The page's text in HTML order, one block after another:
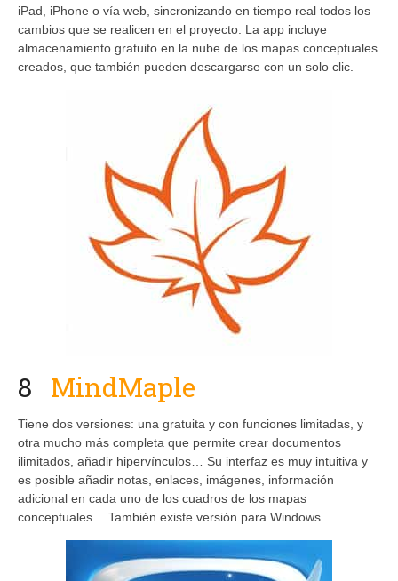
iPad, iPhone o vía web, sincronizando en tiempo real todos los
cambios que se realicen en el proyecto. La app incluye
almacenamiento gratuito en la nube de los mapas conceptuales
creados, que también pueden descargarse con un solo clic.
8 MindMaple
Tiene dos versiones: una gratuita y con funciones limitadas, y
otra mucho más completa que permite crear documentos
ilimitados, añadir hipervínculos… Su interfaz es muy intuitiva y
es posible añadir notas, enlaces, imágenes, información
adicional en cada uno de los cuadros de los mapas
conceptuales… También existe versión para Windows.